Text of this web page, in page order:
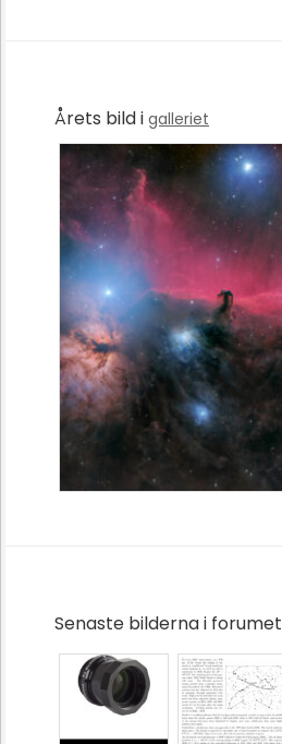
Årets bild i galleriet
Senaste bilderna i forumet